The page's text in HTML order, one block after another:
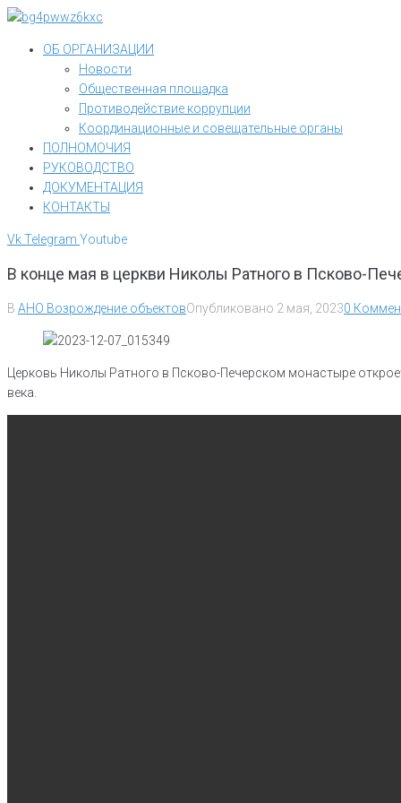
Перейти
контентуОБ ОРГАНИЗАЦИИ
Новости
Общественная площадка
Противодействие коррупции
Координационные и совещательные органы
ПОЛНОМОЧИЯ
РУКОВОДСТВО
ДОКУМЕНТАЦИЯ
КОНТАКТЫ
VkTelegram Youtube
В конце мая в церкви Николы Ратного в Псково-
В АНО Возрождение объектовОпубликовано 2 мая, 20230
Церковь Николы Ратного в Псково-Печерском монастыре
века.